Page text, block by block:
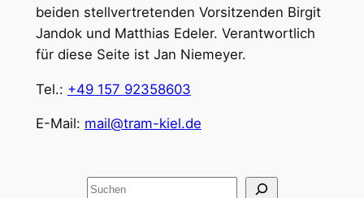
beiden stellvertretenden Vorsitzenden Birgit
Jandok und Matthias Edeler. Verantwortlich
für diese Seite ist Jan Niemeyer.
Tel.: +49 157 92358603
E-Mail: mail@tram-kiel.de
Suchen